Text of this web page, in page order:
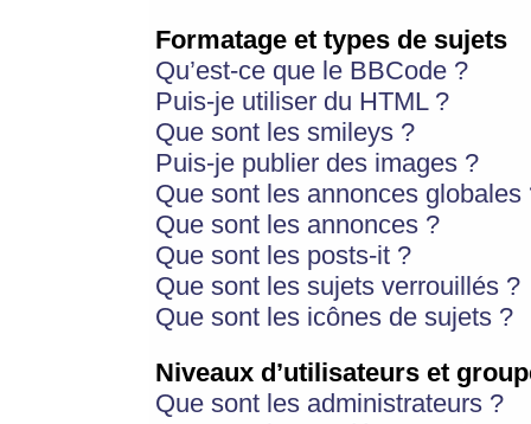
Formatage et types de sujets
Qu’est-ce que le BBCode ?
Puis-je utiliser du HTML ?
Que sont les smileys ?
Puis-je publier des images ?
Que sont les annonces globales
Que sont les annonces ?
Que sont les posts-it ?
Que sont les sujets verrouillés ?
Que sont les icônes de sujets ?
Niveaux d’utilisateurs et
Que sont les administrateurs ?